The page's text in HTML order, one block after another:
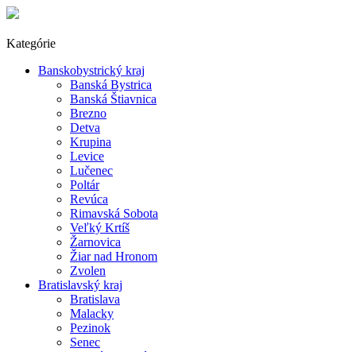
Kategórie
Banskobystrický kraj
Banská Bystrica
Banská Štiavnica
Brezno
Detva
Krupina
Levice
Lučenec
Poltár
Revúca
Rimavská Sobota
Veľký Krtíš
Žarnovica
Žiar nad Hronom
Zvolen
Bratislavský kraj
Bratislava
Malacky
Pezinok
Senec